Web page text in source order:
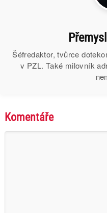
Šéfredaktor, tvůrce
v PZL. Také milovník
Komentáře